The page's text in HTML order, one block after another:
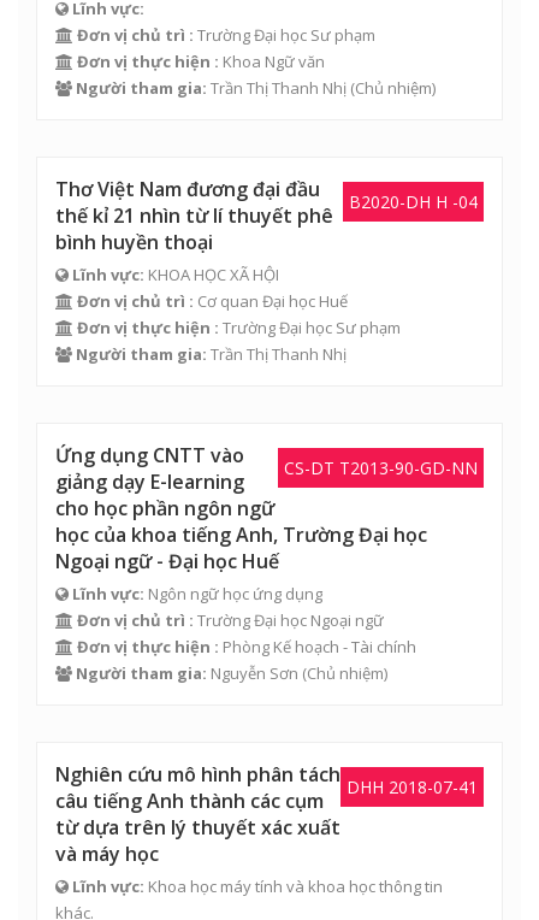
Lĩnh vực:
Đơn vị chủ trì : Trường Đại học Sư phạm
Đơn vị thực hiện : Khoa Ngữ văn
Người tham gia: Trần Thị Thanh Nhị (Chủ nhiệm)
B2020-DH H -04
Thơ Việt Nam đương đại đầu
thế kỉ 21 nhìn từ lí thuyết phê
bình huyền thoại
Lĩnh vực: KHOA HỌC XÃ HỘI
Đơn vị chủ trì : Cơ quan Đại học Huế
Đơn vị thực hiện : Trường Đại học Sư phạm
Người tham gia: Trần Thị Thanh Nhị
CS-DT T2013-90-GD-NN
Ứng dụng CNTT vào
giảng dạy E-learning
cho học phần ngôn ngữ
học của khoa tiếng Anh, Trường Đại học
Ngoại ngữ - Đại học Huế
Lĩnh vực: Ngôn ngữ học ứng dụng
Đơn vị chủ trì : Trường Đại học Ngoại ngữ
Đơn vị thực hiện : Phòng Kế hoạch - Tài chính
Người tham gia: Nguyễn Sơn (Chủ nhiệm)
DHH 2018-07-41
Nghiên cứu mô hình phân tách
câu tiếng Anh thành các cụm
từ dựa trên lý thuyết xác xuất
và máy học
Lĩnh vực: Khoa học máy tính và khoa học thông tin
khác.